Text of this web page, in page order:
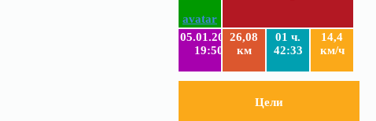
05.01.2019
19:50
26,08
км
01 ч.
42:33
14,4
км/ч
Цели